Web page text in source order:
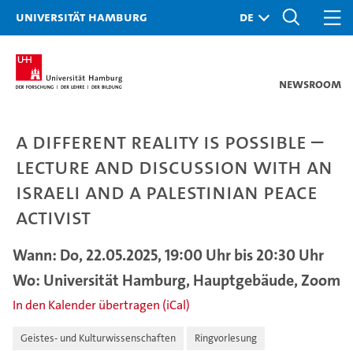
Universität Hamburg
Newsroom
A different reality is possible –
lecture and discussion with an
Israeli and a Palestinian peace
activist
Wann: Do, 22.05.2025, 19:00 Uhr bis 20:30 Uhr
Wo: Universität Hamburg, Hauptgebäude, Zoom
In den Kalender übertragen (iCal)
Geistes- und Kulturwissenschaften Ringvorlesung